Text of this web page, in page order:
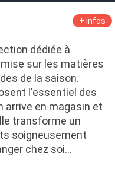
+ infos
dédiée à
sur les matières
de la saison.
l'essentiel des
arrive en magasin et
transforme un
soigneusement
chez soi…